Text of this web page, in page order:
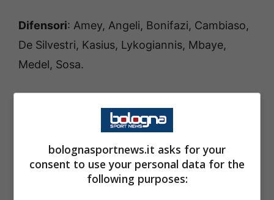
Difensori: Amey, Angeli, Bonifazi, Cambiaso,
De Silvestri, Kasius, Lykogiannis, Mbaye,
Medel, Sosa.
Schouten, Soriano, Urbanski.
Attaccanti: Arnautovic, Barrow, Orsolini,
Raimondo, Sansone, Vignato.
bolognasportnews.it asks for your
consent to use your personal data for the
following purposes: